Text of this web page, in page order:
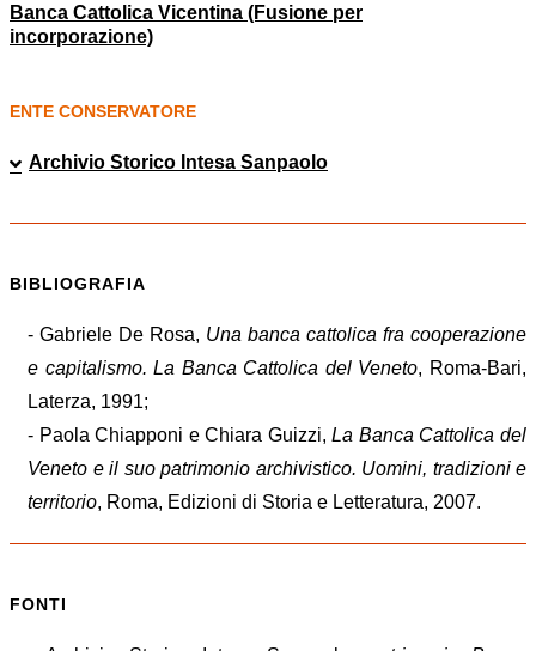
Banca Cattolica Vicentina (Fusione per
incorporazione)
ENTE CONSERVATORE
Archivio Storico Intesa Sanpaolo
BIBLIOGRAFIA
- Gabriele De Rosa, Una banca cattolica fra cooperazione
e capitalismo. La Banca Cattolica del Veneto, Roma-Bari,
Laterza, 1991;
- Paola Chiapponi e Chiara Guizzi,La Banca Cattolica del
Veneto e il suo patrimonio archivistico. Uomini, tradizioni e
territorio, Roma, Edizioni di Storia e Letteratura, 2007.
FONTI